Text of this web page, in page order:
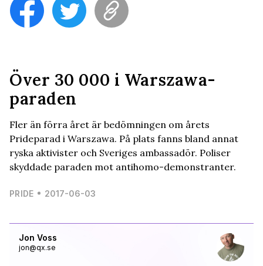
Jon Voss
jon@qx.se
Över 30 000 i Warszawa-
paraden
Fler än förra året är bedömningen om årets
Prideparad i Warszawa. På plats fanns bland annat
ryska aktivister och Sveriges ambassadör. Poliser
skyddade paraden mot antihomo-demonstranter.
PRIDE 2017-06-03